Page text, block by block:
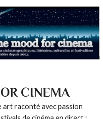
CINEMA
art raconté avec passion